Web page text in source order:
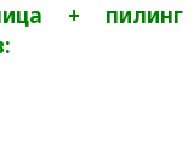
+ пилинг